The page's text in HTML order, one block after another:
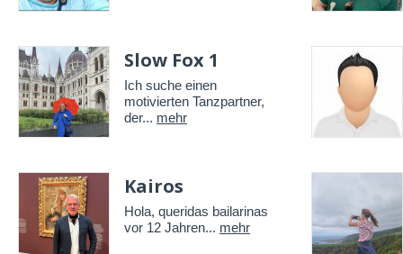
Slow Fox 1
Ich suche einen
motivierten Tanzpartner,
der... mehr
Kairos
Hola, queridas bailarinas
vor 12 Jahren... mehr